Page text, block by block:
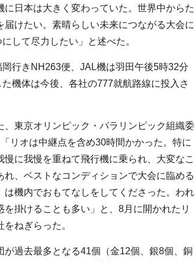
日本は大きく変わっていた。世界中からた
けたい。素晴らしい未来につながる大会に
して尽力したい」と述べた。
行きNH263便、JAL機は羽田午後5時32分
機体は今後、各社の777就航路線に投入さ
東京オリンピック・パラリンピック組織委
リオは中継点を含め30時間かかった。特に
に我慢を重ねて飛行機に乗られ、大変なこ
、ベストなコンディションで大会に臨める
機内でおもてなしをしてくださった。われ
掛けることも多い」と、8月に開かれたリ
ねぎらった。
過去最多となる41個（金12個、銀8個、銅